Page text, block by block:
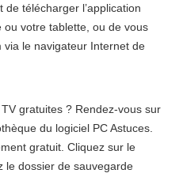
télécharger l’application
ou votre tablette, ou de vous
le navigateur Internet de
gratuites ? Rendez-vous sur
du logiciel PC Astuces.
gratuit. Cliquez sur le
le dossier de sauvegarde